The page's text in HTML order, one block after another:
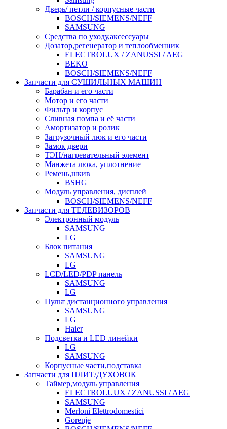
Дверь/ петли / корпусные части
BOSCH/SIEMENS/NEFF
SAMSUNG
Средства по уходу,аксессуары
Дозатор,регенератор и теплообменник
ELECTROLUX / ZANUSSI / AEG
BEKO
BOSCH/SIEMENS/NEFF
Запчасти для СУШИЛЬНЫХ МАШИН
Барабан и его части
Мотор и его части
Фильтр и корпус
Сливная помпа и её части
Амортизатор и ролик
Загрузочный люк и его части
Замок двери
ТЭН/нагревательный элемент
Манжета люка, уплотнение
Ремень,шкив
BSHG
Модуль управления, дисплей
BOSCH/SIEMENS/NEFF
Запчасти для ТЕЛЕВИЗОРОВ
Электронный модуль
SAMSUNG
LG
Блок питания
SAMSUNG
LG
LCD/LED/PDP панель
SAMSUNG
LG
Пульт дистанционного управления
SAMSUNG
LG
Haier
Подсветка и LED линейки
LG
SAMSUNG
Корпусные части,подставка
Запчасти для ПЛИТ/ДУХОВОК
Таймер,модуль управления
ELECTROLUUX / ZANUSSI / AEG
SAMSUNG
Merloni Elettrodomestici
Gorenje